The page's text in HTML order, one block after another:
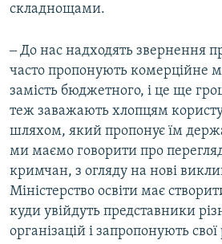
складнощами.
‒ До нас надходять звернення
часто пропонують комерційне
замість бюджетного, і це ще
теж заважають хлопцям
шляхом, який пропонує їм
ми маємо говорити про
кримчан, з огляду на нові
Міністерство освіти має
куди увійдуть представники
організацій і запропонують